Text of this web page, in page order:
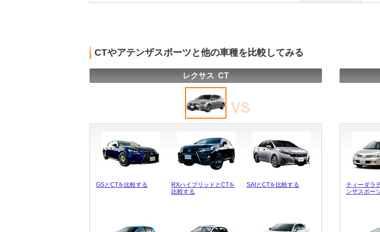
CTやアテンザスポーツと他の車種を比較してみる
レクサス CT
GSとCTを比較する
RXハイブリッドとCTを
比較する
SAIとCTを比較する
ティーダラ
ンザスポー